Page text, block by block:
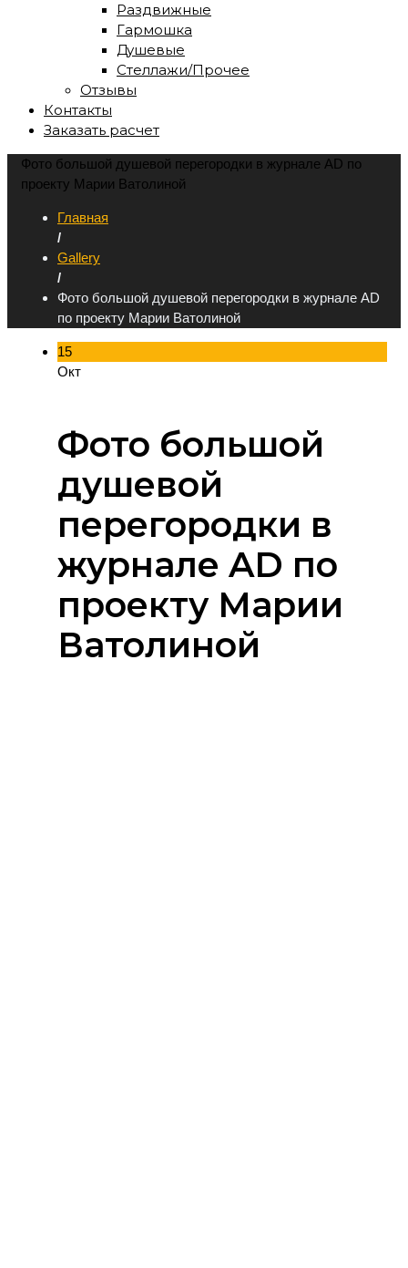
Раздвижные
Гармошка
Душевые
Стеллажи/Прочее
Отзывы
Контакты
Заказать расчет
Фото большой душевой перегородки в журнале AD по
проекту Марии Ватолиной
Главная
/
Gallery
/
Фото большой душевой перегородки в журнале AD
по проекту Марии Ватолиной
15
Окт
Фото большой
душевой
перегородки в
журнале AD по
проекту Марии
Ватолиной